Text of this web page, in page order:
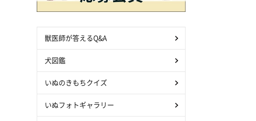
獣医師が答えるQ&A
犬図鑑
いぬのきもちクイズ
いぬフォトギャラリー